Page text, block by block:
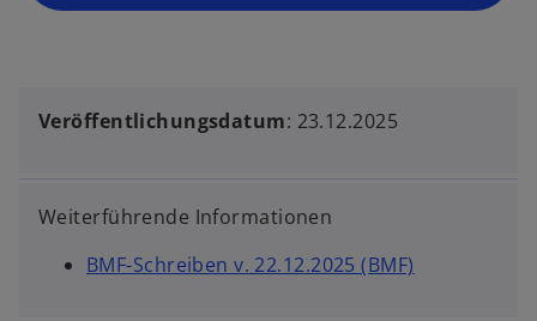
Veröffentlichungsdatum: 23.12.2025
Weiterführende Informationen
BMF-Schreiben v. 22.12.2025 (BMF)